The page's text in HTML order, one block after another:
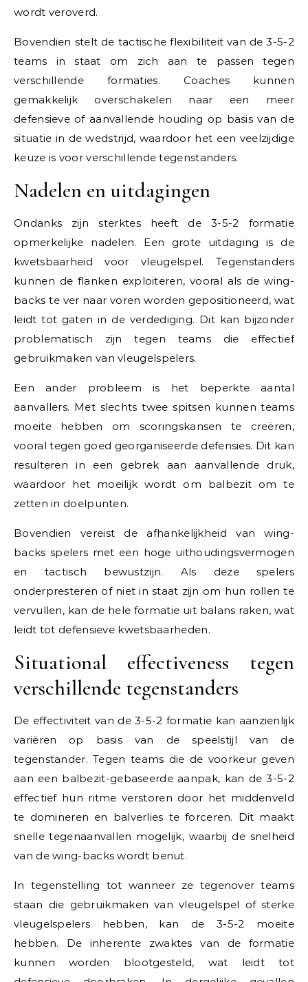
wordt veroverd.
Bovendien stelt de tactische flexibiliteit van de 3-5-2
teams in staat om zich aan te passen tegen
verschillende formaties. Coaches kunnen
gemakkelijk overschakelen naar een meer
defensieve of aanvallende houding op basis van de
situatie in de wedstrijd, waardoor het een veelzijdige
keuze is voor verschillende tegenstanders.
Nadelen en uitdagingen
Ondanks zijn sterktes heeft de 3-5-2 formatie
opmerkelijke nadelen. Een grote uitdaging is de
kwetsbaarheid voor vleugelspel. Tegenstanders
kunnen de flanken exploiteren, vooral als de wing-
backs te ver naar voren worden gepositioneerd, wat
leidt tot gaten in de verdediging. Dit kan bijzonder
problematisch zijn tegen teams die effectief
gebruikmaken van vleugelspelers.
Een ander probleem is het beperkte aantal
aanvallers. Met slechts twee spitsen kunnen teams
moeite hebben om scoringskansen te creëren,
vooral tegen goed georganiseerde defensies. Dit kan
resulteren in een gebrek aan aanvallende druk,
waardoor het moeilijk wordt om balbezit om te
zetten in doelpunten.
Bovendien vereist de afhankelijkheid van wing-
backs spelers met een hoge uithoudingsvermogen
en tactisch bewustzijn. Als deze spelers
onderpresteren of niet in staat zijn om hun rollen te
vervullen, kan de hele formatie uit balans raken, wat
leidt tot defensieve kwetsbaarheden.
Situational effectiveness tegen
verschillende tegenstanders
De effectiviteit van de 3-5-2 formatie kan aanzienlijk
variëren op basis van de speelstijl van de
tegenstander. Tegen teams die de voorkeur geven
aan een balbezit-gebaseerde aanpak, kan de 3-5-2
effectief hun ritme verstoren door het middenveld
te domineren en balverlies te forceren. Dit maakt
snelle tegenaanvallen mogelijk, waarbij de snelheid
van de wing-backs wordt benut.
In tegenstelling tot wanneer ze tegenover teams
staan die gebruikmaken van vleugelspel of sterke
vleugelspelers hebben, kan de 3-5-2 moeite
hebben. De inherente zwaktes van de formatie
kunnen worden blootgesteld, wat leidt tot